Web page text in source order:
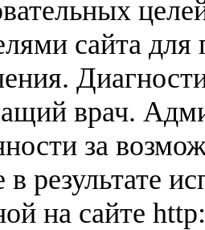
сайта
врач.
за
результате
на сайте